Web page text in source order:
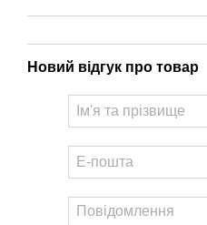
Новий відгук про товар